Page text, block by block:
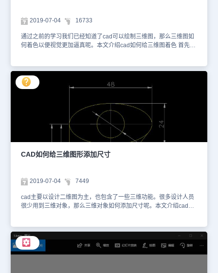
象：”，在把柄下端的带斜度的圆柱体上点击一下并接着右击鼠标；
半径为6mm的圆柱体并接着右击鼠标，带斜度的圆柱体中心被挖空
了。 操作菜单“修改”→“实体编辑”→“抽壳”，命令行窗口提示“选择三
[放弃(U)/添加(A)/全部(ALL)]：”，键入“a”并回车；命令行窗口接下来
提示“选择面或 [放弃(U)/删除(R)/全部(ALL)]：”，点击把柄的外表面
并回车；命令行窗口又提示“输入抽壳偏移距离：”，键入“7.5”并回车
壳”，命令行窗口提示“选择三维实体：”，点选喷头；命令行窗口接着
提示“删除面或 [放弃(U)/添加(A)/全部(ALL)]：”，直接回车；命令行窗
口又提示“输入抽壳偏移距离：”，键入“4”并回车三次，喷头也被挖空
了。 第十二步，操作菜单“修改”→“实体编辑”→“并集”，依次点选喷
头、把柄和把柄下端的带斜度的圆柱体后回车，三部分合并成一体。
第十三步，操作菜单“修改”→“圆角”，命令行窗口提示“选择第一个对
象或 [放弃(U)/多段线(P)/半径(R)/修剪(T)/多个(M)]：”，点选喷头，命
示“选择边或 [链(C)/半径(R)]：”，键入“c”并回车；命令行窗口又提示
“选择边链或 [边(E)/半径(R)]：”，在喷头和把柄的交汇线上点击一
下，在此交汇处形成了圆角。 将把柄中间那根弧线和直线组成的多
段线删除。至此，淋浴喷头基本完成，如图3。以后的步骤用来完成
第十五步，以0,0为圆心，以半径0.75mm画圆。操作菜单“绘图”→“建
模”→“拉伸”，将此圆拉伸成圆柱体，拉伸长度为-10。 第十六步，操
作菜单“视图”→“三维视图”→“俯视”。 第十七步，操作菜单“修改”
点：”，键入“0,0,0”并回车，命令行窗口接着提示“指定底面半径或 [直
径或 [直径(D)]：”，直接回车，命令行窗口进一步提示“指定螺旋高度
或 [轴端点(A)/圈数(T)/圈高(H)/扭曲(W)]：”键入“h”并回车，命令行窗
“指定螺旋高度或 [轴端点(A)/圈数(T)/圈高(H)/扭曲(W)]：”，键入“38”
并回车。 第十三步，操作菜单“视图”→“三维视图”→“俯视”。可以看
到螺旋线画好了，如图8。 第十四步，在空白处画一个如图9的图
着提示“选择扫掠路径或 [对齐(A)/基点(B)/比例(S)/扭曲(T)]：”，键入
“b”并回车，命令行窗口又提示“指定基点：”，捕捉并点击面域1.5mm
长的边的中点，命令行窗口最后提示“选择扫掠路径或 [对齐(A)/基点
(B)/比例(S)/扭曲(T)]：”，点选螺旋线，螺纹就形成了。 第十五步，
的对象：”，点选螺纹并回车，命令行窗口接着提示“指定 切面 的起点
“0,0,0”并回车，命令行窗口接下来提示“指定平面Z轴 (法向) 上的
定点或 [保留两个侧面(B)]：”，在螺纹的上部点一下，螺栓下端多余
的螺纹就被切除了。 第十六步，操作菜单“修改”→“三维编辑”→“并
再操作菜单“视图”→“动态观察”→“自由动态观察”，将三维螺栓转动到
合适的角度，就可以看到自己的作品了，如图10。 以上，就是我们
今天使用浩辰CAD软件来给大家介绍的关于浩辰CAD绘制三维螺栓
2019-07-04 16733
通过之前的学习我们已经知道了cad可以绘制三维图，那么三维图如
何着色以便视觉更加逼真呢。本文介绍cad如何给三维图着色 首先当
视觉样式切到二维线框模式。接下来在菜单栏选择【修改】，选择实
体编辑，接着选择着色边。 点击着色边后，会弹出【选择颜色】对
话框。选择需要的颜色，点击确定即可完成边的着色。 同样的方法
希望本文内容对你有帮助。能为你成为cad高手添砖添瓦。
CAD如何给三维图形添加尺寸
2019-07-04 7449
cad主要以设计二维图为主，也包含了一些三维功能。很多设计人员
很少用到三维对象，那么三维对象如何添加尺寸呢。本文介绍cad如
三维的标注问题转换到二维平面上，简化标注。这样就要用到用户坐
标系，只要把坐标系转换到需要标注的平面就可以了。因此，要想学
会三维标注，就要先熟悉一下UCS的转换。下边小编就以一个架子的